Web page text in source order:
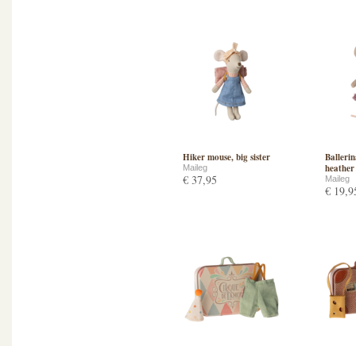
Hiker mouse, big sister
Maileg
€ 37,95
heather
Maileg
€